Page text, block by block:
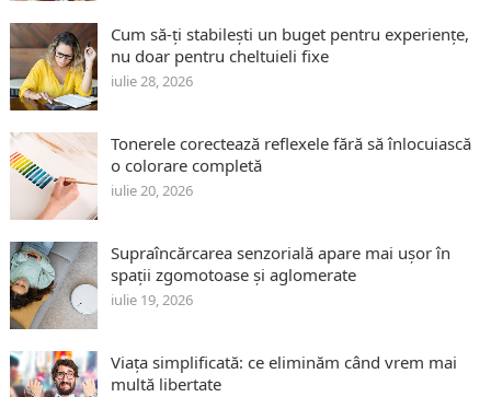
Cum să-ți stabilești un buget pentru experiențe,
nu doar pentru cheltuieli fixe
iulie 28, 2026
Tonerele corectează reflexele fără să înlocuiască
o colorare completă
iulie 20, 2026
Supraîncărcarea senzorială apare mai ușor în
spații zgomotoase și aglomerate
iulie 19, 2026
Viața simplificată: ce eliminăm când vrem mai
multă libertate